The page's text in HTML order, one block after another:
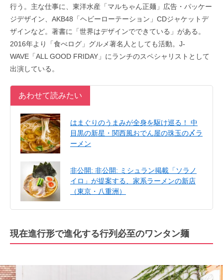
行う。主な仕事に、東洋水産「マルちゃん正麺」広告・パッケー
ジデザイン、AKB48「ヘビーローテーション」CDジャケットデ
ザインなど。著書に「世界はデザインでできている」がある。
2016年より「食べログ」グルメ著名人としても活動。J-
WAVE「ALL GOOD FRIDAY」にランチのスペシャリストとして
出演している。
あわせて読みたい
はまぐりのうまみが全身を駆け巡る！ 中
目黒の新星・関西風おでん屋の珠玉の〆ラ
ーメン
非公開: 非公開: ミシュラン掲載「ソラノ
イロ」が提案する、家系ラーメンの新店
（東京・八重洲）
現在進行形で進化する行列必至のワンタン麺